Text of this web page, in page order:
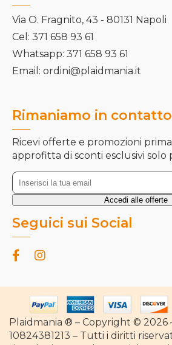
Via O. Fragnito, 43 - 80131 Napoli
Cel: 371 658 93 61
Whatsapp: 371 658 93 61
Email: ordini@plaidmania.it
Rimaniamo in contatto
Ricevi offerte e promozioni
approfitta di sconti esclusivi solo
Seguici sui Social
Plaidmania ® – Copyright © 2026
10824381213 – Tutti i diritti